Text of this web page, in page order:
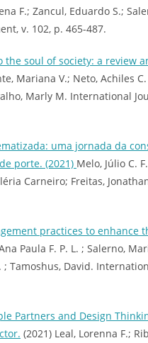
F.; Zancul, Eduardo S.;
v. 102, p. 465-487.
soul of society: a review
Mariana V.; Neto, Achiles
Marly M. International
uma jornada da
porte. (2021) Melo, Júlio C.
Carneiro; Freitas,
practices to enhance
Paula F. P. L. ; Salerno,
; Tamoshus, David.
Partners and Design
(2021) Leal, Lorenna F.;